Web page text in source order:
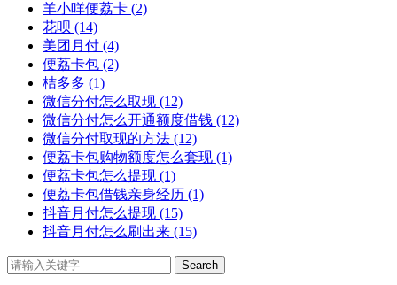
羊小咩便荔卡 (2)
花呗 (14)
美团月付 (4)
便荔卡包 (2)
桔多多 (1)
微信分付怎么取现 (12)
微信分付怎么开通额度借钱 (12)
微信分付取现的方法 (12)
便荔卡包购物额度怎么套现 (1)
便荔卡包怎么提现 (1)
便荔卡包借钱亲身经历 (1)
抖音月付怎么提现 (15)
抖音月付怎么刷出来 (15)
Search